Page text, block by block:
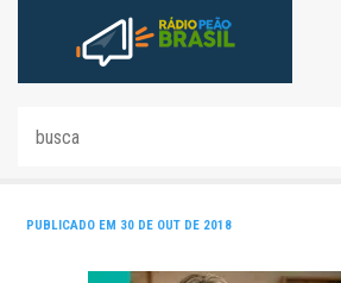
PUBLICADO EM 30 DE OUT DE 2018